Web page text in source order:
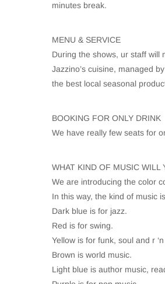
minutes break.
MENU & SERVICE
During the shows, ur staff will
Jazzino’s cuisine, managed
the best local seasonal
BOOKING FOR ONLY DRINK
We have really few seats for
WHAT KIND OF MUSIC WILL
We are introducing the color
In this way, the kind of music
Dark blue is for jazz.
Red is for swing.
Yellow is for funk, soul and r
Brown is world music.
Light blue is author music,